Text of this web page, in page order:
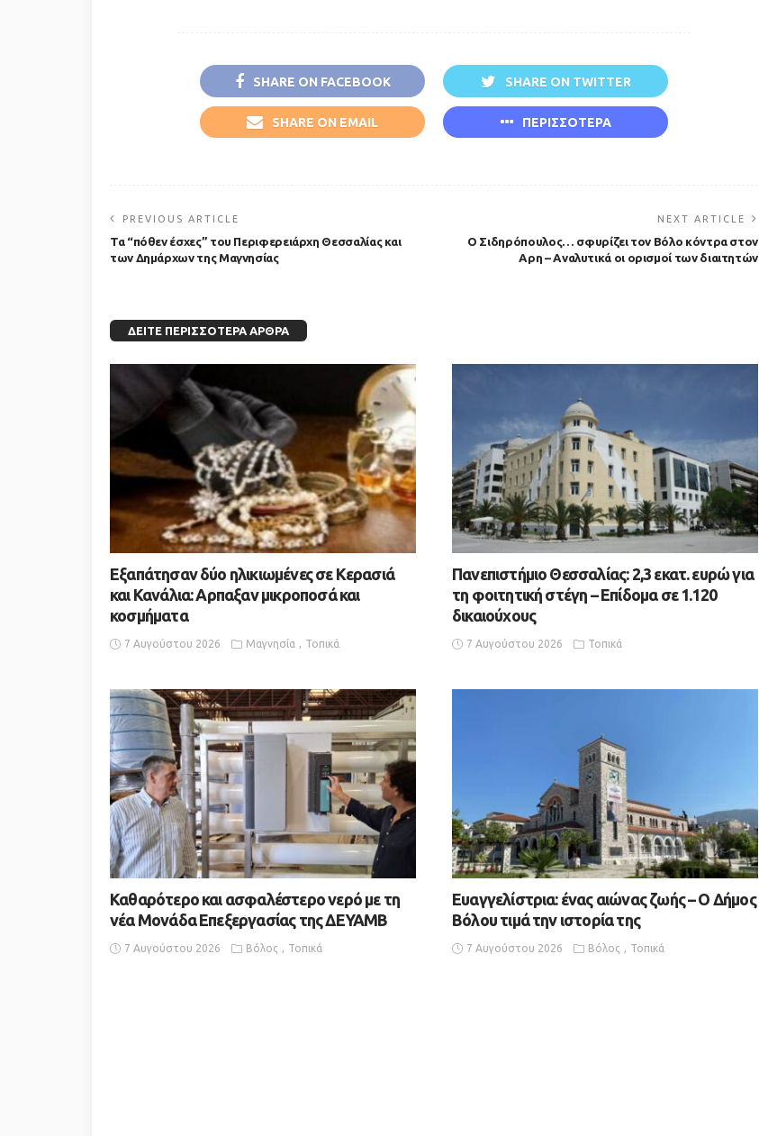
SHARE ON FACEBOOK SHARE ON TWITTER
SHARE ON EMAIL ΠΕΡΙΣΣΟΤΕΡΑ
PREVIOUS ARTICLE
Τα “πόθεν έσχες” του Περιφερειάρχη Θεσσαλίας και
των Δημάρχων της Μαγνησίας
NEXT ARTICLE
Ο Σιδηρόπουλος… σφυρίζει τον Βόλο κόντρα στον
Αρη – Αναλυτικά οι ορισμοί των διαιτητών
ΔΕΊΤΕ ΠΕΡΙΣΣΌΤΕΡΑ ΆΡΘΡΑ
Εξαπάτησαν δύο ηλικιωμένες σε Κερασιά
και Κανάλια: Αρπαξαν μικροποσά και
κοσμήματα
7 Αυγούστου 2026 Μαγνησία Τοπικά
Πανεπιστήμιο Θεσσαλίας: 2,3 εκατ. ευρώ για
τη φοιτητική στέγη – Επίδομα σε 1.120
δικαιούχους
7 Αυγούστου 2026 Τοπικά
Καθαρότερο και ασφαλέστερο νερό με τη
νέα Μονάδα Επεξεργασίας της ΔΕΥΑΜΒ
7 Αυγούστου 2026 Βόλος Τοπικά
Ευαγγελίστρια: ένας αιώνας ζωής – Ο Δήμος
Βόλου τιμά την ιστορία της
7 Αυγούστου 2026 Βόλος Τοπικά